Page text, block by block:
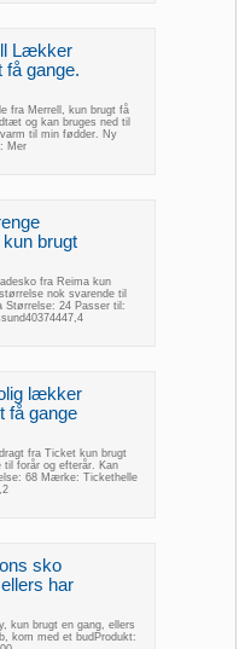
Lækker
få gange.
fra Merrell, kun brugt få
og kan bruges ned til
til min fødder. Ny
Mer
brugt
fra Reima kun
nok svarende til
Størrelse: 24 Passer til:
lækker
få gange
fra Ticket kun brugt
til forår og efterår. Kan
68 Mærke: Tickethelle
sko
har
kun brugt en gang, ellers
kom med et budProdukt: